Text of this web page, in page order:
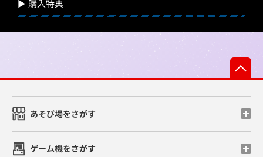
購入特典
あそび場をさがす
ゲーム機をさがす